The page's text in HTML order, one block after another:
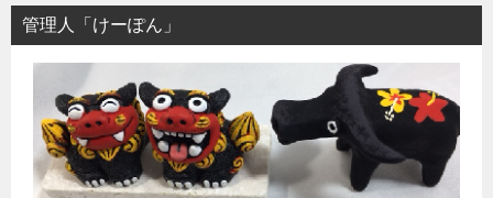
管理人「けーぽん」